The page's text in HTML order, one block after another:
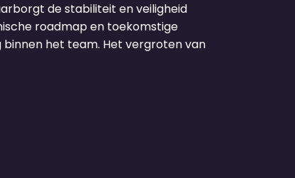
de stabiliteit en veiligheid
roadmap en toekomstige
binnen het team. Het vergroten van